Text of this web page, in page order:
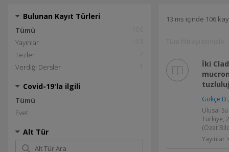
Bulunan Kayıt Türleri
Tümü
Yayınlar
Tezler
Verdiği Dersler
Covid-19'la ilgili
Tümü
Evet
Alt Tür
13 ms içinde 106
İki
Gökçe D.
Ulusal
Türkiye,
(Özet
Yayınlar